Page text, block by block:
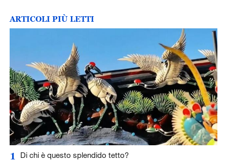
ARTICOLI PIÙ LETTI
1 Di chi è questo splendido tetto?